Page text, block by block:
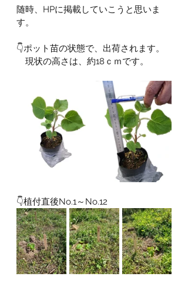
随時、HPに掲載していこうと思いま
す。
👇ポット苗の状態で、出荷されます。
現状の高さは、約18ｃｍです。
👇植付直後No.1～No.12